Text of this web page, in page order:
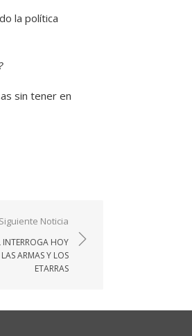
la política
sin tener en
Siguiente Noticia
HOY
ARMAS Y LOS
ETARRAS